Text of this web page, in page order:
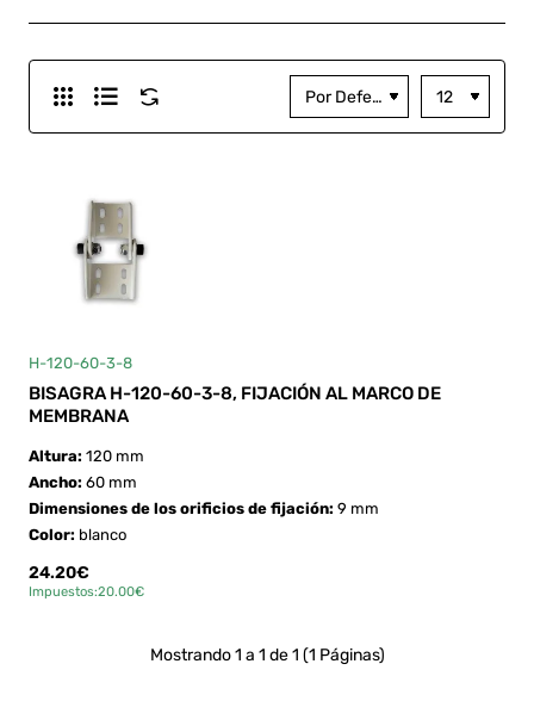
H-120-60-3-8
BISAGRA H-120-60-3-8, FIJACIÓN AL MARCO DE
MEMBRANA
Altura: 120 mm
Ancho: 60 mm
Dimensiones de los orificios de fijación: 9 mm
Color: blanco
24.20€
Impuestos:20.00€
Mostrando 1 a 1 de 1 (1 Páginas)